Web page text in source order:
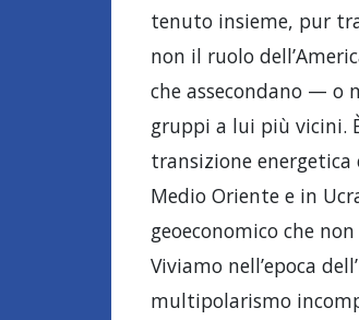
tenuto insieme, pur tra
non il ruolo
che assecondano — o
gruppi a lui più vicini.
transizione
Medio Oriente e in
geoeconomico che
Viviamo nell’epoca
multipolarismo